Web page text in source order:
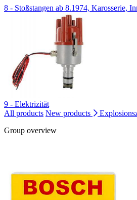
8 - Stoßstangen ab 8.1974, Karosserie,
9 - Elektrizität
All products New products
Group overview